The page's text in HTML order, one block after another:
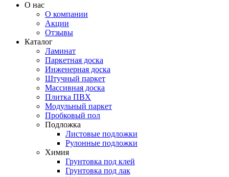
О нас
О компании
Акции
Отзывы
Каталог
Ламинат
Паркетная доска
Инженерная доска
Штучный паркет
Массивная доска
Плитка ПВХ
Модульный паркет
Пробковый пол
Подложка
Листовые подложки
Рулонные подложки
Химия
Грунтовка под клей
Грунтовка под лак